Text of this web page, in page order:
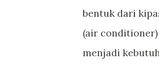
bentuk dari
(air
menjadi